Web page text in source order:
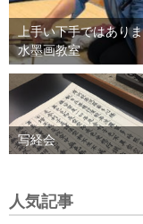
上手い下手ではあり
水墨画教室
写経会
人気記事